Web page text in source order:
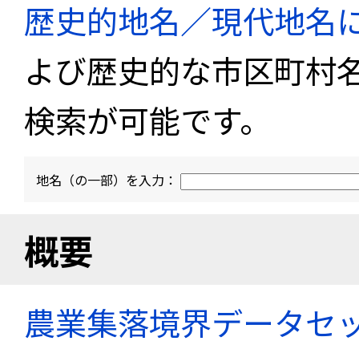
歴史的地名／現代地名
よび歴史的な市区町村
検索が可能です。
地名（の一部）を入力：
概要
農業集落境界データセ